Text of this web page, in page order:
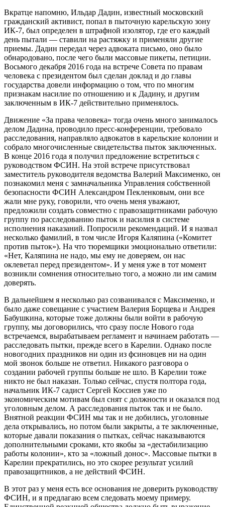
Вкратце напомню, Ильдар Дадин, известный московский
гражданский активист, попал в пыточную карельскую зону
ИК-7, был определен в штрафной изолятор, где его каждый
день пытали — ставили на растяжку и применяли другие
приемы. Дадин передал через адвоката письмо, оно было
обнародовано, после чего были массовые пикеты, петиции.
Восьмого декабря 2016 года на встрече Совета по правам
человека с президентом был сделан доклад и до главы
государства довели информацию о том, что по многим
признакам насилие по отношению и к Дадину, и другим
заключенным в ИК-7 действительно применялось.
Движение «За права человека» тогда очень много занималось
делом Дадина, проводило пресс-конференции, требовало
расследования, направляло адвокатов в карельские колонии и
собрало многочисленные свидетельства пыток заключенных.
В конце 2016 года я получил предложение встретиться с
руководством ФСИН. На этой встрече присутствовал
заместитель руководителя ведомства Валерий Максименко, он
познакомил меня с замначальника Управления собственной
безопасности ФСИН Александром Пекленковым, они все
жали мне руку, говорили, что очень меня уважают,
предложили создать совместно с правозащитниками рабочую
группу по расследованию пыток и насилия в системе
исполнения наказаний. Попросили рекомендаций. И я назвал
несколько фамилий, в том числе Игоря Каляпина («Комитет
против пыток»). На что тюремщики эмоционально ответили:
«Нет, Каляпина не надо, мы ему не доверяем, он нас
оклеветал перед президентом». И у меня уже в тот момент
возникли сомнения относительно того, а можно ли им самим
доверять.
В дальнейшем я несколько раз созванивался с Максименко, и
было даже совещание с участием Валерия Борщева и Андрея
Бабушкина, которые тоже должны были войти в рабочую
группу, мы договорились, что сразу после Нового года
встречаемся, вырабатываем регламент и начинаем работать —
расследовать пытки, прежде всего в Карелии. Однако после
новогодних праздников ни один из фсиновцев ни на один
мой звонок больше не ответил. Никакого разговора о
создании рабочей группы больше не шло. В Карелии тоже
никто не был наказан. Только сейчас, спустя полтора года,
начальник ИК-7 садист Сергей Коссиев уже по
экономическим мотивам был снят с должности и оказался под
уголовным делом. А расследования пыток так и не было.
Внятной реакции ФСИН мы так и не добились, уголовные
дела открывались, но потом были закрыты, а те заключенные,
которые давали показания о пытках, сейчас наказываются
дополнительными сроками, кто якобы за «дестабилизацию
работы колонии», кто за «ложный донос». Массовые пытки в
Карелии прекратились, но это скорее результат усилий
правозащитников, а не действий ФСИН.
В этот раз у меня есть все основания не доверить руководству
ФСИН, и я предлагаю всем следовать моему примеру.